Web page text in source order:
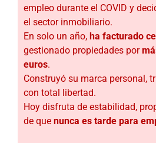
empleo durante el COVID y
el sector inmobiliario.
En solo un año, ha facturado
gestionado propiedades por
euros.
Construyó su marca personal,
con total libertad.
Hoy disfruta de estabilidad,
de que nunca es tarde para